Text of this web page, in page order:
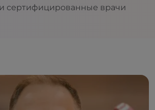
сертифицированные врачи